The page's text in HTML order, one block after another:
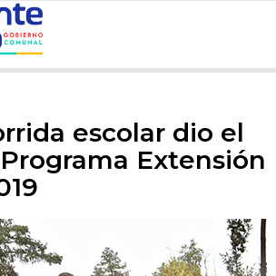
escolar dio el
Extensión